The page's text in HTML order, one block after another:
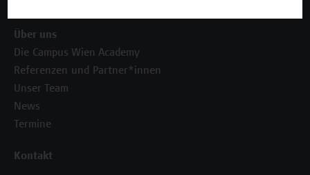
Über uns
Die Campus Wien Academy
Referenzen und Partner*innen
Unser Team
News
Termine
Kontakt